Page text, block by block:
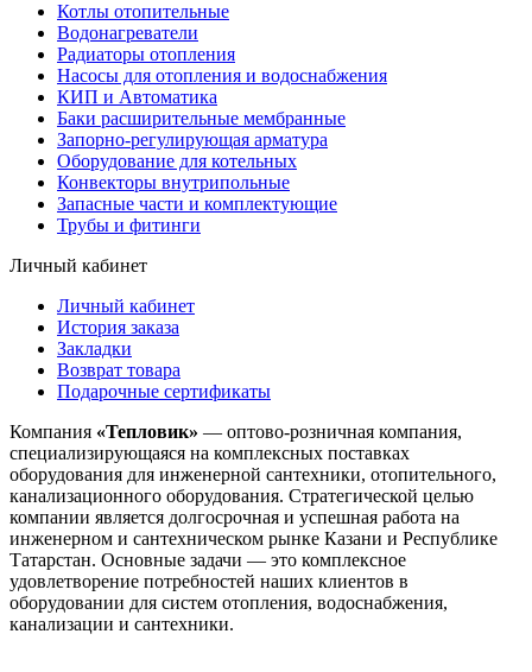
Котлы отопительные
Водонагреватели
Радиаторы отопления
Насосы для отопления и водоснабжения
КИП и Автоматика
Баки расширительные мембранные
Запорно-регулирующая арматура
Оборудование для котельных
Конвекторы внутрипольные
Запасные части и комплектующие
Трубы и фитинги
Личный кабинет
Личный кабинет
История заказа
Закладки
Возврат товара
Подарочные сертификаты
Компания «Тепловик» — оптово-розничная компания,
специализирующаяся на комплексных поставках
оборудования для инженерной сантехники, отопительного,
канализационного оборудования. Стратегической целью
компании является долгосрочная и успешная работа на
инженерном и сантехническом рынке Казани и Республике
Татарстан. Основные задачи — это комплексное
удовлетворение потребностей наших клиентов в
оборудовании для систем отопления, водоснабжения,
канализации и сантехники.